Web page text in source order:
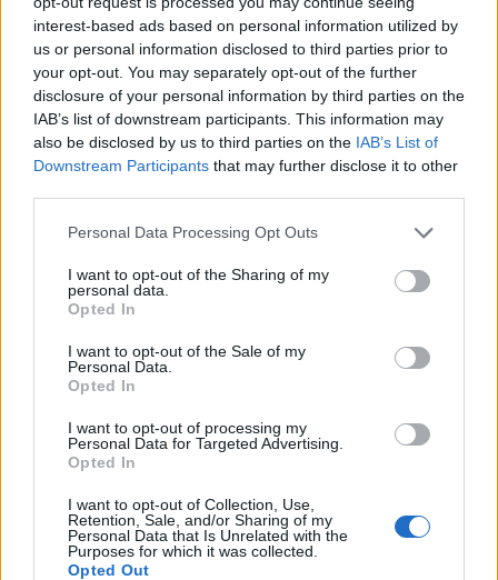
interest-based ads based on personal information utilized by
us or personal information disclosed to third parties prior to
your opt-out. You may separately opt-out of the further
disclosure of your personal information by third parties on the
IAB’s list of downstream participants. This information may
also be disclosed by us to third parties on the IAB’s List of
Downstream Participants that may further disclose it to other
Personal Data Processing Opt Outs
I want to opt-out of the Sharing of my
personal data.
Opted In
I want to opt-out of the Sale of my
Personal Data.
Opted In
I want to opt-out of processing my
Personal Data for Targeted Advertising.
Opted In
I want to opt-out of Collection, Use,
Retention, Sale, and/or Sharing of my
Personal Data that Is Unrelated with the
Purposes for which it was collected.
Opted Out
Lipensko pro život: Soud znovu zrušil povolení části
developerského projektu v Dolní Vltavici na Lipně.
Nebyl prokázán veřejný zájem
23.7.2026
Diskuse: 4
Krajský soud v Českých
Budějovicích dal za pravdu
spolku Lipensko pro život a
kraje i závazné stanovisko
Správy NP Šumava, které umožňovalo zásah do biotopů zvláště
chráněných druhů při přípravě developerského projektu v Dolní
800 lůžek v apartmánových domech a dvou hotelech, a s
přístavištěm pro 100 lodí obdržel souhlasné stanovisko EIA v roce
Jiří Svoboda: Kompromis pro Nové Mlýny – může
před stoletou vodou?
23.7.2026
Diskuse: 57
Moravě je dlouhodobě
jablkem sváru. Na jedné straně
stojí volání ekologů po